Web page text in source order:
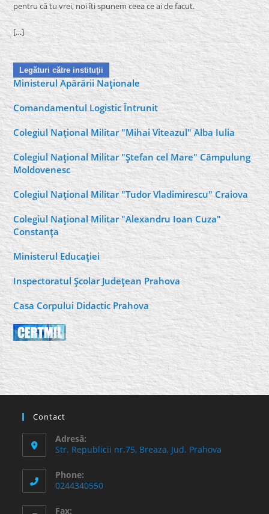
pentru că tu vrei, noi îti spunem ceea ce ai de facut.
[…]
Legături către instituţii
Ministerul Apărării Naţionale
Comandamentul Logistic Întrunit
Colegiul Naţional Militar "Mihai Viteazul" Alba Iulia
Colegiul Naţional Militar "Ştefan cel Mare" Câmpulung
Moldovenesc
Colegiul Naţional Militar "Tudor Vladimirescu" Craiova
Colegiul Naţional Militar "Alexandru Ioan Cuza"
Constanţa
Ministerul Educaţiei
Inspectoratul Şcolar Judeţean Prahova
Casa Corpului Didactic Prahova
Contact
Adresă:
Str. Republicii nr.75, Breaza, Jud. Prahova
Phone:
0244340550
Fax: